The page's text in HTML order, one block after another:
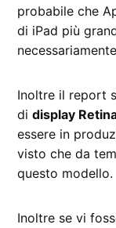
probabile che
di iPad più
Inoltre il report
didisplay
essere in
visto che da
questo modello.
Inoltre se vi